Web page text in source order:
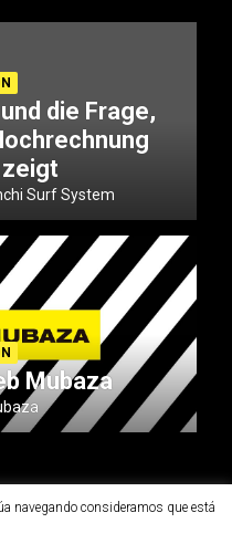
die Frage,
Surf System
Mubaza
navegando consideramos que está